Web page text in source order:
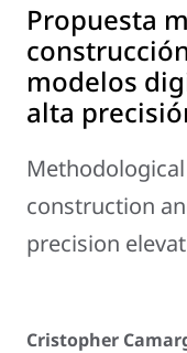
Propuesta
modelos
alta
construction
precision
Cristopher